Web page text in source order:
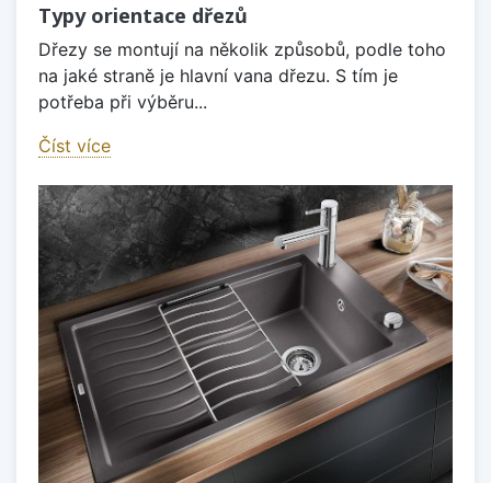
Typy orientace dřezů
Dřezy se montují na několik způsobů, podle toho
na jaké straně je hlavní vana dřezu. S tím je
potřeba při výběru...
Číst více